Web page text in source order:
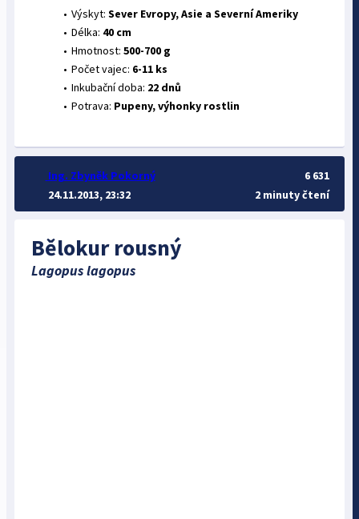
Bělokur rousný
Lagopus lagopus
Výskyt: Sever Evropy, Asie a Severní Ameriky
Délka: 40 cm
Hmotnost: 500-700 g
Počet vajec: 6-11 ks
Inkubační doba: 22 dnů
Potrava: Pupeny, výhonky rostlin
Ing. Zbyněk Pokorný
24.11.2013, 23:32
6 631
2 minuty čtení